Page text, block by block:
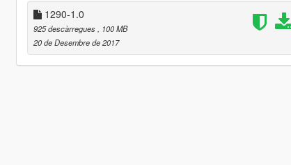
1290-1.0
925 descàrregues
, 100 MB
20 de Desembre de 2017